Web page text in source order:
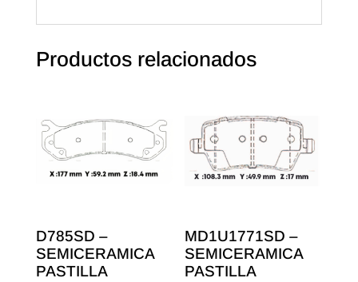
Productos relacionados
D785SD –
SEMICERAMICA
PASTILLA
MD1U1771SD –
SEMICERAMICA
PASTILLA